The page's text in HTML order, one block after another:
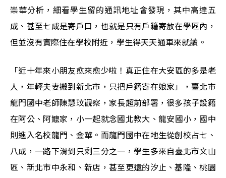
崇華分析，細看學生留的通訊地址會發現，其中高達五
成、甚至七成是寄戶口，也就是只有戶籍寄放在學區內，
但並沒有實際住在學校附近，學生得天天通車來就讀。
「近十年來小朋友愈來愈少啦！真正住在大安區的多是老
人，年輕夫妻搬到新北市，只把戶籍寄在娘家」，臺北市
龍門國中老師陳慧玟觀察，家長超前部署，很多孩子設籍
在阿公、阿嬤家，小一起就念國北教大、龍安國小，國中
則進入名校龍門、金華。而龍門國中在地生從創校占七、
八成，一路下滑到只剩三分之一，學生多來自臺北市文山
區、新北市中永和、新店，甚至更遠的汐止、基隆、桃園